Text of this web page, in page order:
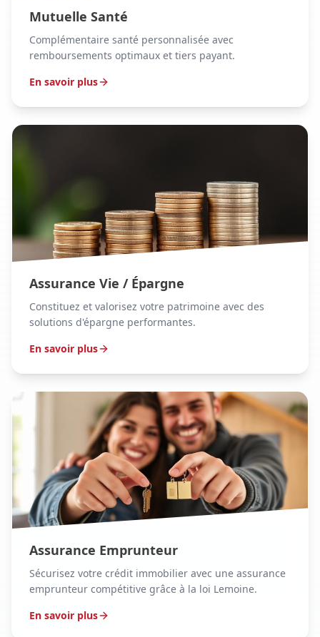
Mutuelle Santé
Complémentaire santé personnalisée avec
remboursements optimaux et tiers payant.
En savoir plus
Assurance Vie / Épargne
Constituez et valorisez votre patrimoine avec des
solutions d'épargne performantes.
En savoir plus
Assurance Emprunteur
Sécurisez votre crédit immobilier avec une assurance
emprunteur compétitive grâce à la loi Lemoine.
En savoir plus